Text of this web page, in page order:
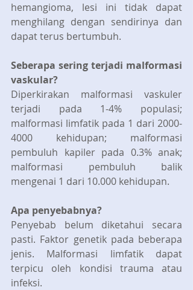
hemangioma, lesi ini tidak dapat
menghilang dengan sendirinya dan
dapat terus bertumbuh.
Seberapa sering terjadi malformasi
vaskular?
Diperkirakan malformasi vaskuler
terjadi pada 1-4% populasi;
malformasi limfatik pada 1 dari 2000-
4000 kehidupan; malformasi
pembuluh kapiler pada 0.3% anak;
malformasi pembuluh balik
mengenai 1 dari 10.000 kehidupan.
Apa penyebabnya?
Penyebab belum diketahui secara
pasti. Faktor genetik pada beberapa
jenis. Malformasi limfatik dapat
terpicu oleh kondisi trauma atau
infeksi.